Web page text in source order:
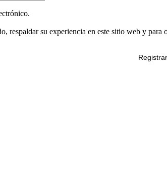
respaldar su experiencia en este sitio web y